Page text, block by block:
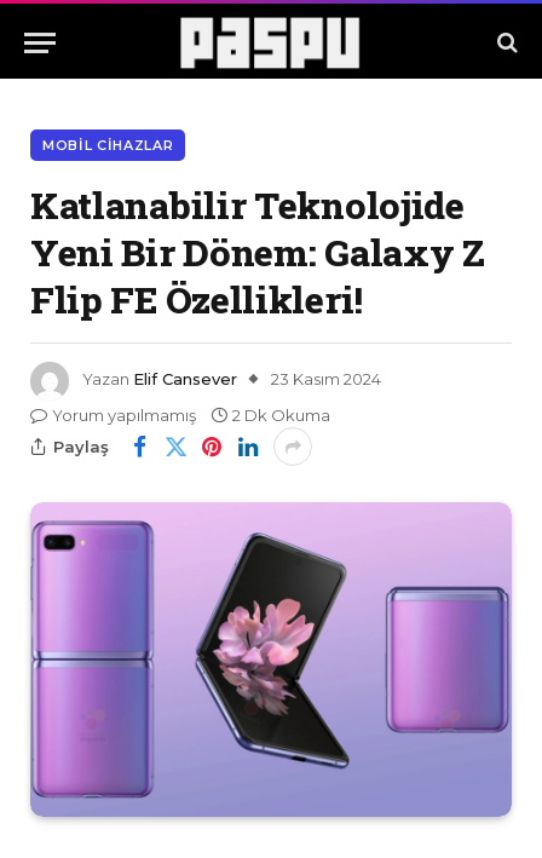
MOBIL CIHAZLAR
Katlanabilir Teknolojide
Yeni Bir Dönem: Galaxy Z
Flip FE Özellikleri!
Yazan Elif Cansever
23 Kasım 2024
Yorum yapılmamış
2 Dk Okuma
Paylaş